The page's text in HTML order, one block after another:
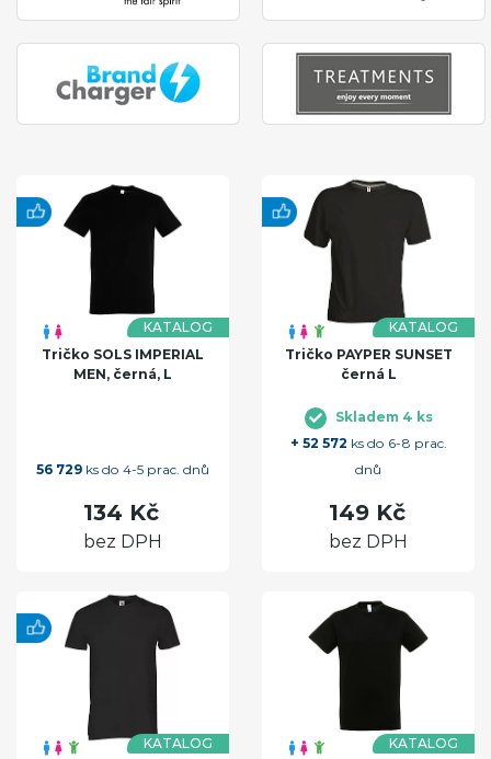
KATALOG
Tričko SOLS IMPERIAL
MEN, černá, L
56 729 ks do 4-5 prac. dnů
134 Kč
bez DPH
KATALOG
Tričko PAYPER SUNSET
černá L
Skladem 4 ks
+ 52 572 ks do 6-8 prac.
dnů
149 Kč
bez DPH
KATALOG
KATALOG